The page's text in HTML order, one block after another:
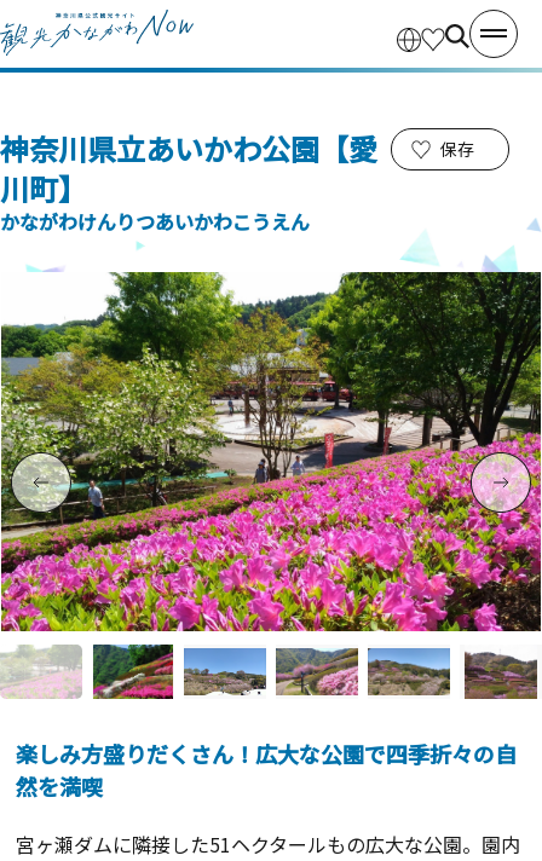
神奈川県立あいかわ公園【愛
川町】
かながわけんりつあいかわこうえん
保存
楽しみ方盛りだくさん！広大な公園で四季折々の自
然を満喫
宮ヶ瀬ダムに隣接した51ヘクタールもの広大な公園。園内